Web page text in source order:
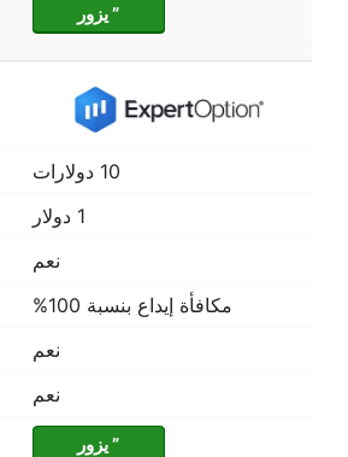
” يزور
10 دولارات
1 دولار
نعم
مكافأة إيداع بنسبة 100%
نعم
نعم
” يزور